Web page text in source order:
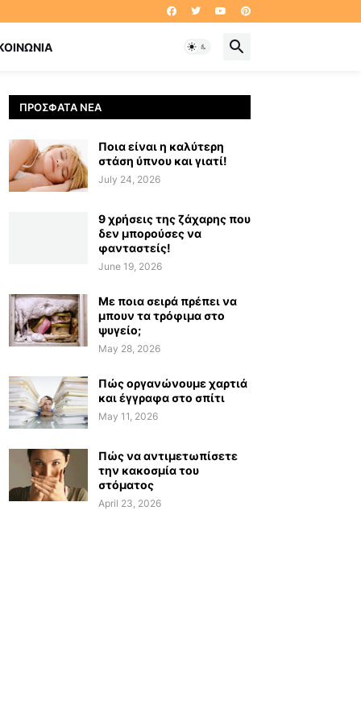
ΠΡΌΣΦΑΤΑ ΝΈΑ
Ποια είναι η καλύτερη
στάση ύπνου και γιατί!
July 24, 2026
9 χρήσεις της ζάχαρης που
δεν μπορούσες να
φανταστείς!
June 19, 2026
Με ποια σειρά πρέπει να
μπουν τα τρόφιμα στο
ψυγείο;
May 28, 2026
Πώς οργανώνουμε χαρτιά
και έγγραφα στο σπίτι
May 11, 2026
Πώς να αντιμετωπίσετε
την κακοσμία του
στόματος
April 23, 2026